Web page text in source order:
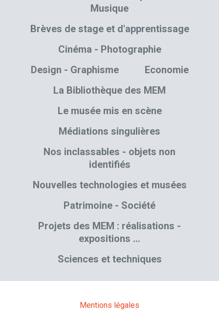
Musique
Brèves de stage et d'apprentissage
Cinéma - Photographie
Design - Graphisme
Economie
La Bibliothèque des MEM
Le musée mis en scène
Médiations singulières
Nos inclassables - objets non
identifiés
Nouvelles technologies et musées
Patrimoine - Société
Projets des MEM : réalisations -
expositions …
Sciences et techniques
Mentions légales